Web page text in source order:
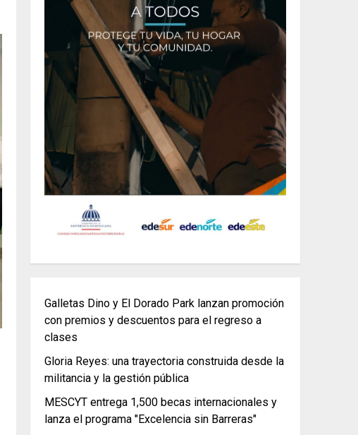
Galletas Dino y El Dorado Park lanzan promoción
con premios y descuentos para el regreso a
clases
Gloria Reyes: una trayectoria construida desde la
militancia y la gestión pública
MESCYT entrega 1,500 becas internacionales y
lanza el programa "Excelencia sin Barreras"